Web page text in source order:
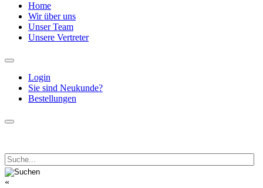
Home
Wir über uns
Unser Team
Unsere Vertreter
Login
Sie sind Neukunde?
Bestellungen
«